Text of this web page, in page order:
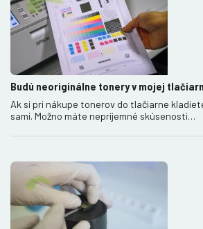
Budú neoriginálne tonery v mojej
Ak si pri nákupe tonerov do tlačiarne
sami. Možno máte nepríjemné skúsenosti…